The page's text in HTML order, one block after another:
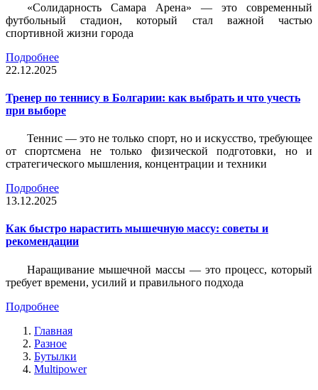
«Солидарность Самара Арена» — это современный
футбольный стадион, который стал важной частью
спортивной жизни города
Подробнее
22.12.2025
Тренер по теннису в Болгарии: как выбрать и что учесть
при выборе
Теннис — это не только спорт, но и искусство, требующее
от спортсмена не только физической подготовки, но и
стратегического мышления, концентрации и техники
Подробнее
13.12.2025
Как быстро нарастить мышечную массу: советы и
рекомендации
Наращивание мышечной массы — это процесс, который
требует времени, усилий и правильного подхода
Подробнее
Главная
Разное
Бутылки
Multipower